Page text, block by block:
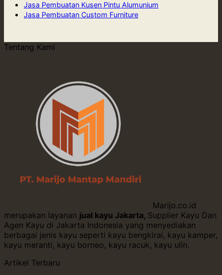
Jasa Pembuatan Kusen Pintu Alumunium
Jasa Pembuatan Custom Furniture
Tentang Kami
Marijo.co.id
merupakan layanan jual kayu Jakarta, Supplier Kayu Dan
Agen Kayu di Jakarta Indonesia yang menyediakan
berbagai jenis kayu seperti kayu bengkirai, kayu kamper,
kayu meranti, kayu borneo, kayu racuk, kayu ulin.
Artikel Terbaru